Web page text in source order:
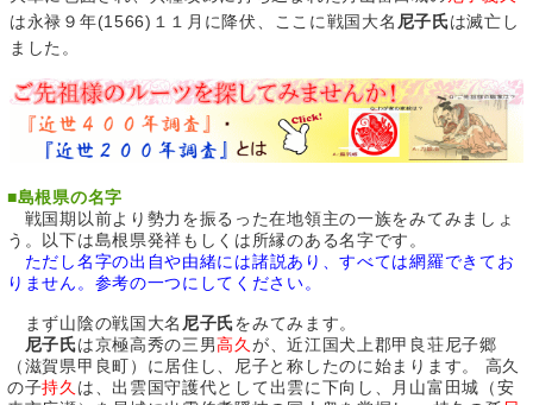
は永禄９年(1566)１１月に降伏、ここに戦国大名 尼子氏は滅亡し
ました。
■島根県の名字
戦国期以前より勢力を振るった在地領主の一族をみてみましょ
う。以下は島根県発祥もしくは所縁のある名字です。
ただし名字の出自や由緒には諸説あり、すべては網羅できてお
りません。参考の一つにしてください。
まず山陰の戦国大名 尼子氏をみてみます。
尼子氏は京極高秀の三男高久 が、近江国犬上郡甲良荘尼子郷
（滋賀県甲良町）に居住し、尼子と称したのに始まります。 高久
の子持久 は、出雲国守護代として出雲に下向し、月山富田城（安